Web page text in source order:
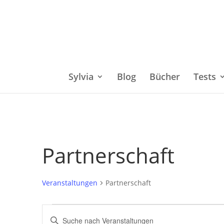
Sylvia Blog Bücher Tests
Partnerschaft
Veranstaltungen Partnerschaft
Veranstaltungen
Bitte